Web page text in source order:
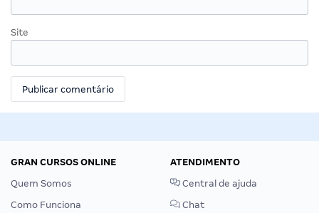
Site
GRAN CURSOS ONLINE
Quem Somos
Como Funciona
ATENDIMENTO
Central de ajuda
Chat